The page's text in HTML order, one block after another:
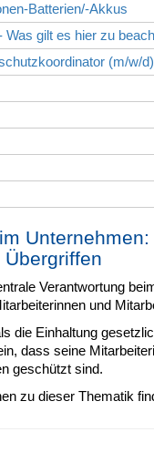
Batterien/-Akkus
gilt es hier zu
(m/w/d)
Verantwortung
und
die Einhaltung
dass seine
geschützt sind.
zu dieser Thematik